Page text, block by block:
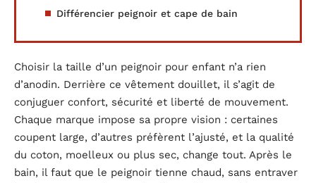
Différencier peignoir et cape de bain
Choisir la taille d’un peignoir pour enfant n’a rien
d’anodin. Derrière ce vêtement douillet, il s’agit de
conjuguer confort, sécurité et liberté de mouvement.
Chaque marque impose sa propre vision : certaines
coupent large, d’autres préfèrent l’ajusté, et la qualité
du coton, moelleux ou plus sec, change tout. Après le
bain, il faut que le peignoir tienne chaud, sans entraver